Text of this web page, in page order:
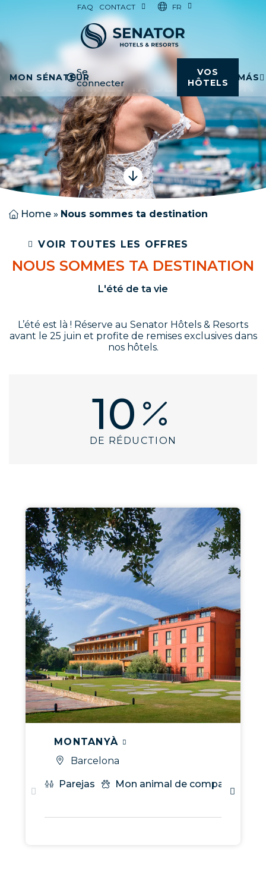
FAQ CONTACT FR
MON SÉNATEUR
Se
connecter
VOS
HÔTELS
MÁS
NOUS SOMMES TA DESTINATION
Home » Nous sommes ta destination
VOIR TOUTES LES OFFRES
NOUS SOMMES TA DESTINATION
L'été de ta vie
L’été est là ! Réserve au Senator Hôtels & Resorts
avant le 25 juin et profite de remises exclusives dans
nos hôtels.
10
DE RÉDUCTION
MONTANYÀ
Barcelona
Parejas Mon animal de compagnie